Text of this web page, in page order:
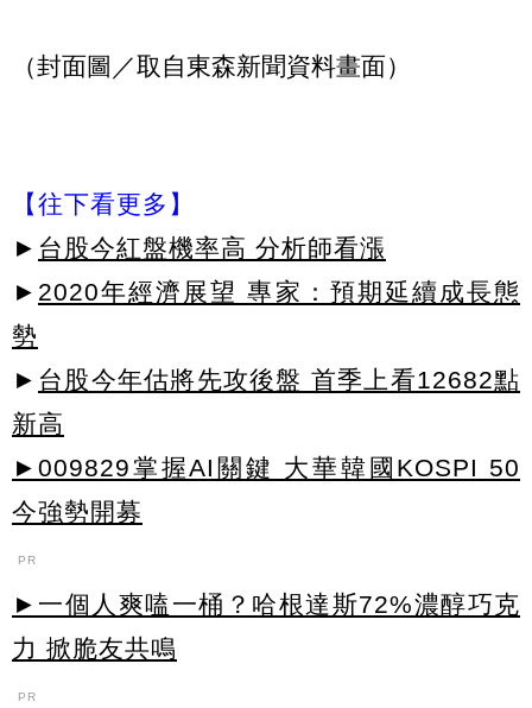
（封面圖／取自東森新聞資料畫面）
【往下看更多】
► 台股今紅盤機率高 分析師看漲
► 2020年經濟展望 專家：預期延續成長態
勢
► 台股今年估將先攻後盤 首季上看12682點
新高
►009829掌握AI關鍵 大華韓國KOSPI 50
今強勢開募
PR
►一個人爽嗑一桶？哈根達斯72%濃醇巧克
力 掀脆友共鳴
PR